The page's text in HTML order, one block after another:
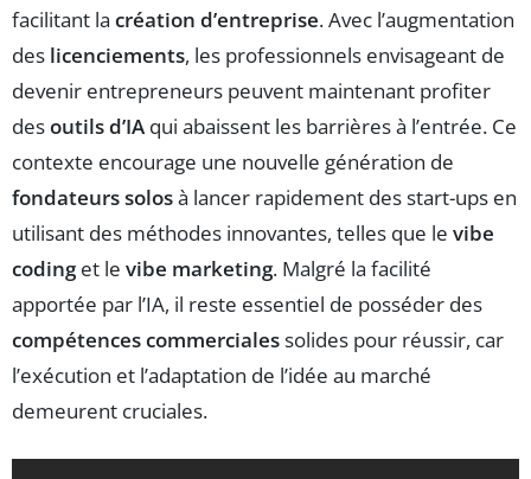
facilitant la création d’entreprise. Avec l’augmentation
des licenciements, les professionnels envisageant de
devenir entrepreneurs peuvent maintenant profiter
desoutils d’IA qui abaissent les barrières à l’entrée. Ce
contexte encourage une nouvelle génération de
fondateurs solosà lancer rapidement des start-ups en
utilisant des méthodes innovantes, telles que le vibe
codinget le vibe marketing. Malgré la facilité
apportée par l’IA, il reste essentiel de posséder des
compétences commercialessolides pour réussir, car
l’exécution et l’adaptation de l’idée au marché
demeurent cruciales.